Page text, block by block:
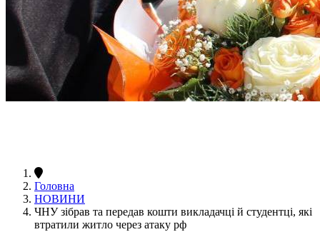
Головна
НОВИНИ
ЧНУ зібрав та передав кошти викладачці й студентці, які
втратили житло через атаку рф